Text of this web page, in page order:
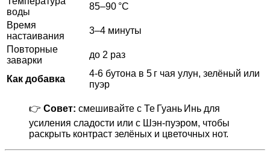
воды
85–90 °C
Время
настаивания
3–4 минуты
Повторные
заварки
до 2 раз
Как добавка
4-6 бутона в 5 г чая улун, зелёный или
пуэр
👉 Совет: смешивайте с Те Гуань Инь для
усиления сладости или с Шэн‑пуэром, чтобы
раскрыть контраст зелёных и цветочных нот.